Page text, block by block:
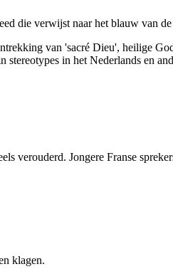
die verwijst naar het blauw van
van 'sacré Dieu', heilige
in het Nederlands en
verouderd. Jongere Franse
klagen.